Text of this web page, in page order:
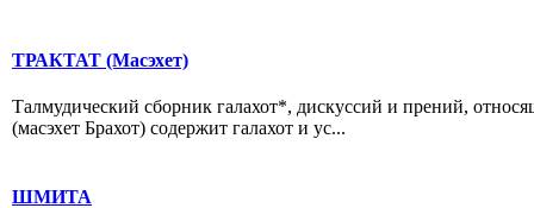
ТРАКТАТ (Масэхет)
Талмудический сборник галахот*, дискуссий и прений,
(масэхет Брахот) содержит галахот и ус...
ШМИТА